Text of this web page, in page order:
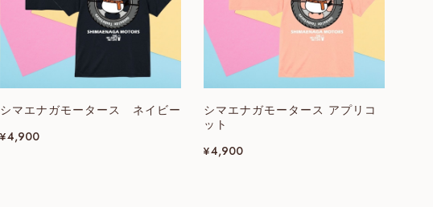
シマエナガモータース ネイビー
¥4,900
シマエナガモータース アプリコ
ット
¥4,900